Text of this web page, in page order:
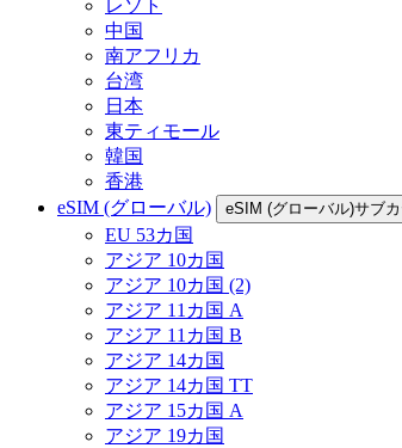
レソト
中国
南アフリカ
台湾
日本
東ティモール
韓国
香港
eSIM (グローバル)
eSIM (グローバル)サブ
EU 53カ国
アジア 10カ国
アジア 10カ国 (2)
アジア 11カ国 A
アジア 11カ国 B
アジア 14カ国
アジア 14カ国 TT
アジア 15カ国 A
アジア 19カ国